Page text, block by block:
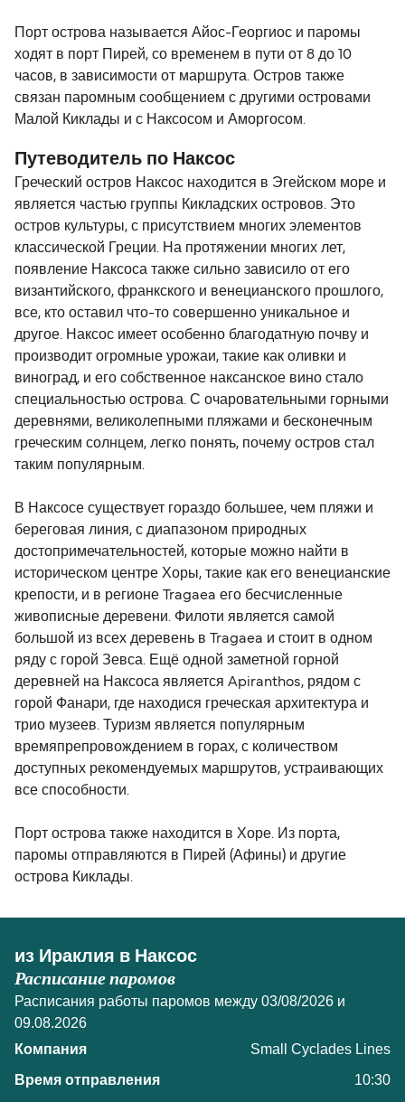
наслаждающиеся прекрасными видами Эгейского
моря и островами.Приятного Вам путешествия
Порт острова называется Айос-Георгиос и паромы
ходят в порт Пирей, со временем в пути от 8 до 10
часов, в зависимости от маршрута. Остров также
связан паромным сообщением с другими островами
Малой Киклады и с Наксосом и Аморгосом.
Путеводитель по Наксос
Греческий остров Наксос находится в Эгейском море и
является частью группы Кикладских островов. Это
остров культуры, с присутствием многих элементов
классической Греции. На протяжении многих лет,
появление Наксоса также сильно зависило от его
византийского, франкского и венецианского прошлого,
все, кто оставил что-то совершенно уникальное и
другое. Наксос имеет особенно благодатную почву и
производит огромные урожаи, такие как оливки и
виноград, и его собственное наксанское вино стало
специальностью острова. С очаровательными горными
деревнями, великолепными пляжами и бесконечным
греческим солнцем, легко понять, почему остров стал
таким популярным.
В Наксосе существует гораздо большее, чем пляжи и
береговая линия, с диапазоном природных
достопримечательностей, которые можно найти в
историческом центре Хоры, такие как его венецианские
крепости, и в регионе Tragaea его бесчисленные
живописные деревени. Филоти является самой
большой из всех деревень в Tragaea и стоит в одном
ряду с горой Зевса. Ещё одной заметной горной
деревней на Наксоса является Apiranthos, рядом с
горой Фанари, где находися греческая архитектура и
трио музеев. Туризм является популярным
времяпрепровождением в горах, с количеством
доступных рекомендуемых маршрутов, устраивающих
все способности.
Порт острова также находится в Хоре. Из порта,
паромы отправляются в Пирей (Афины) и другие
острова Киклады.
из Ираклия в Наксос
Расписание паромов
Расписания работы паромов между 03/08/2026 и
09.08.2026
Small Cyclades Lines
10:30